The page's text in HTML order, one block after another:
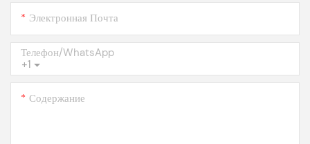
Электронная Почта
+1
Телефон/WhatsApp
Содержание